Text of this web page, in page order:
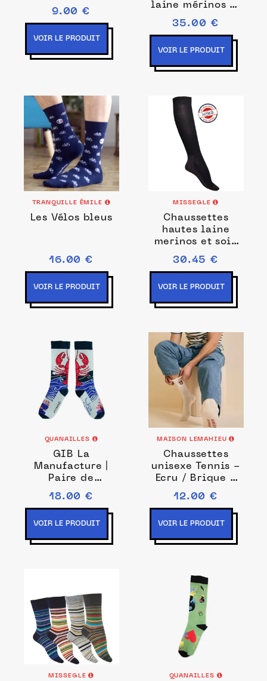
l'unité Abstract
noir
9.00 €
VOIR LE PRODUIT
laine mérinos et
coton Le Paon
35.00 €
VOIR LE PRODUIT
TRANQUILLE ÉMILE
Les Vélos bleus
16.00 €
VOIR LE PRODUIT
MISSEGLE
Chaussettes
hautes laine
merinos et soie
ultra-solides
30.45 €
VOIR LE PRODUIT
QUANAILLES
GIB La
Manufacture |
Paire de
chaussettes Le
homard
18.00 €
VOIR LE PRODUIT
MAISON LEMAHIEU
Chaussettes
unisexe Tennis -
Ecru / Brique -
Blanc - Unisexe
12.00 €
VOIR LE PRODUIT
MISSEGLE QUANAILLES